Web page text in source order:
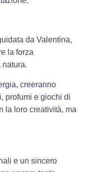
da Valentina,
la forza
creeranno
profumi e giochi di
la loro creatività, ma
e un sincero